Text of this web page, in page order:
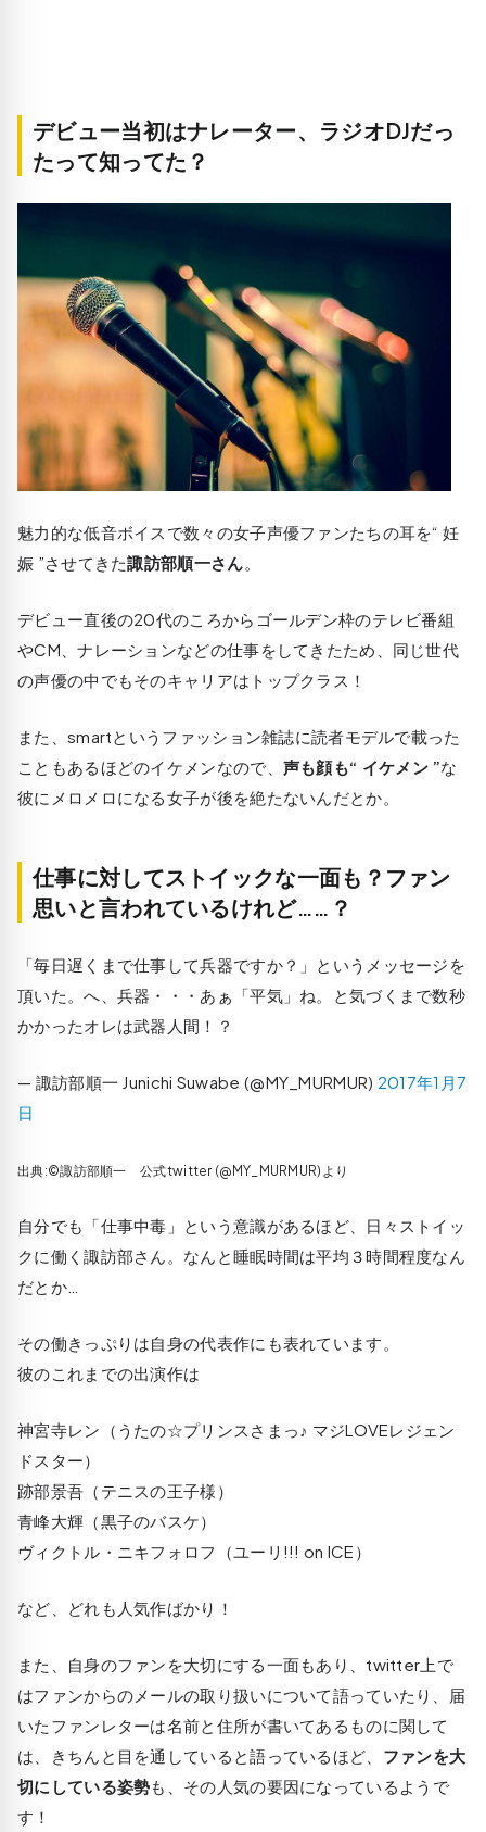
デビュー当初はナレーター、ラジオDJだっ
たって知ってた？
魅力的な低音ボイスで数々の女子声優ファンたちの耳を“ 妊
娠 ”させてきた諏訪部順一さん
デビュー直後の20代のころからゴールデン枠のテレビ番組
やCM、ナレーションなどの仕事をしてきたため、同じ世代
の声優の中でもそのキャリアはトップクラス！
また、smartというファッション雑誌に読者モデルで載った
こともあるほどのイケメンなので、 声も顔も“ イケメン ”な
彼にメロメロになる女子が後を絶たないんだとか。
仕事に対してストイックな一面も？ファン
思いと言われているけれど……？
「毎日遅くまで仕事して兵器ですか？」というメッセージを
頂いた。へ、兵器・・・あぁ「平気」ね。と気づくまで数秒
かかったオレは武器人間！？
— 諏訪部順一 Junichi Suwabe (@MY_MURMUR) 2017年1月7
日
出典:©諏訪部順一 公式twitter (@MY_MURMUR)より
自分でも「仕事中毒」という意識があるほど、日々ストイッ
クに働く諏訪部さん。なんと睡眠時間は平均３時間程度なん
だとか…
その働きっぷりは自身の代表作にも表れています。
彼のこれまでの出演作は
神宮寺レン（うたの☆プリンスさまっ♪ マジLOVEレジェン
ドスター）
跡部景吾（テニスの王子様）
青峰大輝（黒子のバスケ）
ヴィクトル・ニキフォロフ（ユーリ!!! on ICE）
など、どれも人気作ばかり！
また、自身のファンを大切にする一面もあり、twitter上で
はファンからのメールの取り扱いについて語っていたり、届
いたファンレターは名前と住所が書いてあるものに関して
は、きちんと目を通していると語っているほど、 ファンを大
切にしている姿勢も、その人気の要因になっているようで
す！